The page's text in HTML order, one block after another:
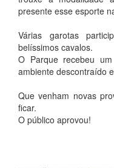
presente esse esporte
Várias garotas
belíssimos cavalos.
O Parque recebeu
ambiente descontraído
Que venham novas
ficar.
O público aprovou!